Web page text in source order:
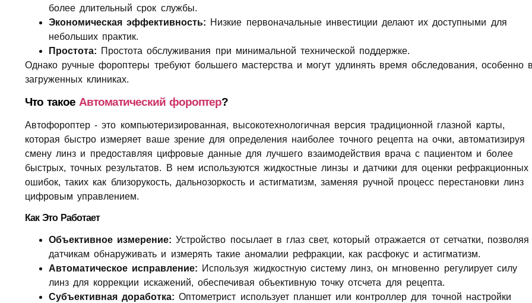
более длительный срок службы.
Экономическая эффективность: Низкие первоначальные инвестиции делают их доступными для
небольших практик.
Простота: Простота обслуживания при минимальной технической поддержке.
Однако ручные фороптеры требуют большего мастерства и могут удлинять время обследования, особенно
загруженных клиниках.
Что такое Автоматический фороптер?
Автофороптер - это компьютеризированная, высокотехнологичная версия традиционной глазной карты,
которая быстро измеряет ваше зрение для определения наиболее точного рецепта на очки, автоматизируя
смену линз и предоставляя цифровые данные для лучшего взаимодействия врача с пациентом и более
быстрых, точных результатов. В нем используются жидкостные линзы и датчики для оценки рефракционных
ошибок, таких как близорукость, дальнозоркость и астигматизм, заменяя ручной процесс перестановки линз
цифровым управлением.
Как Это Работает
Объективное измерение: Устройство посылает в глаз свет, который отражается от сетчатки, позволяя
датчикам обнаруживать и измерять такие аномалии рефракции, как расфокус и астигматизм.
Автоматическое исправление: Используя жидкостную систему линз, он мгновенно регулирует силу
линз для коррекции искажений, обеспечивая объективную точку отсчета для рецепта.
Субъективная доработка: Оптометрист использует планшет или контроллер для точной настройки